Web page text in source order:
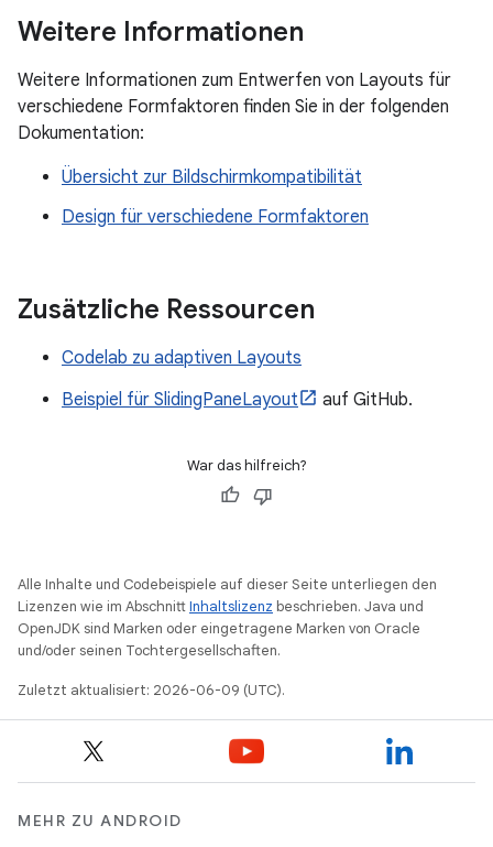
Weitere Informationen
Weitere Informationen zum Entwerfen von Layouts für
verschiedene Formfaktoren finden Sie in der folgenden
Dokumentation:
Übersicht zur Bildschirmkompatibilität
Design für verschiedene Formfaktoren
Zusätzliche Ressourcen
Codelab zu adaptiven Layouts
Beispiel für SlidingPaneLayout
auf GitHub.
War das hilfreich?
Alle Inhalte und Codebeispiele auf dieser Seite unterliegen den
Lizenzen wie im AbschnittInhaltslizenz beschrieben. Java und
OpenJDK sind Marken oder eingetragene Marken von Oracle
und/oder seinen Tochtergesellschaften.
Zuletzt aktualisiert: 2026-06-09 (UTC).
MEHR ZU ANDROID